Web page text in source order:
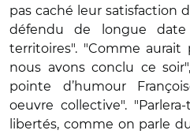
pas caché leur satisfaction
défendu de longue
territoires". "Comme
nous avons conclu ce
pointe d’humour
oeuvre collective".
libertés, comme on parle